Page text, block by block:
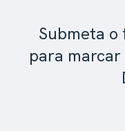
Submeta
para